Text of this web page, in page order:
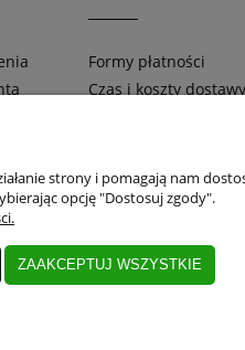
Formy płatności
Czas i koszty dostawy
strony i pomagają nam
opcję "Dostosuj zgody".
ZAAKCEPTUJ WSZYSTKIE